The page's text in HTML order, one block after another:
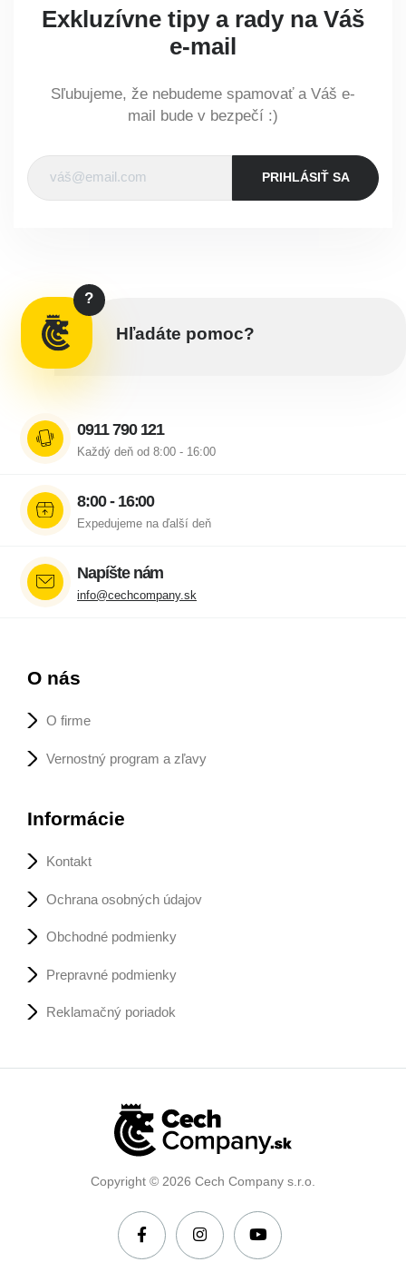
?
Hľadáte pomoc?
0911 790 121
Každý deň od 8:00 - 16:00
8:00 - 16:00
Expedujeme na ďalší deň
Napíšte nám
info@cechcompany.sk
Exkluzívne tipy a rady na Váš
e-mail
Sľubujeme, že nebudeme spamovať a Váš e-
mail bude v bezpečí :)
PRIHLÁSIŤ SA
O nás
O firme
Vernostný program a zľavy
Informácie
Kontakt
Ochrana osobných údajov
Obchodné podmienky
Prepravné podmienky
Reklamačný poriadok
Copyright © 2026 Cech Company s.r.o.